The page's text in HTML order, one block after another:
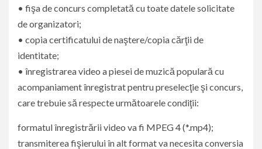
• fişa de concurs completată cu toate datele solicitate
de organizatori;
• copia certificatului de naştere/copia cărţii de
identitate;
• înregistrarea video a piesei de muzică populară cu
acompaniament înregistrat pentru preselecţie şi concurs,
care trebuie să respecte următoarele condiţii:
formatul înregistrării video va fi MPEG 4 (*.mp4);
transmiterea fişierului în alt format va necesita conversia